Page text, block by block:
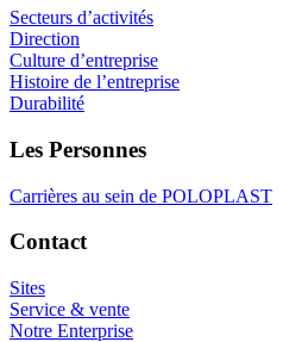
Secteurs d’activités
Direction
Culture d’entreprise
Histoire de l’entreprise
Durabilité
Les Personnes
Carrières au sein de POLOPLAST
Contact
Sites
Service & vente
Notre Enterprise